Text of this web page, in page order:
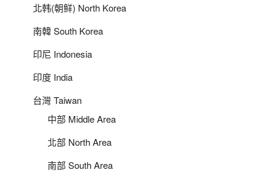
北韩(朝鲜) North Korea
南韓 South Korea
印尼 Indonesia
印度 India
台灣 Taiwan
中部 Middle Area
北部 North Area
南部 South Area